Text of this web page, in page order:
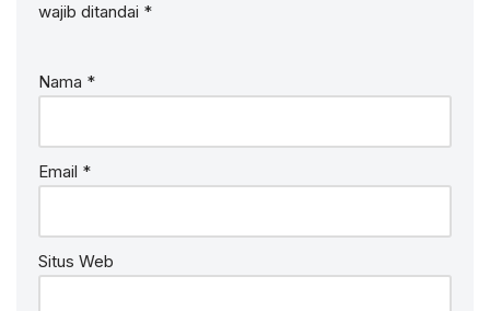
wajib ditandai *
Nama *
Email *
Situs Web